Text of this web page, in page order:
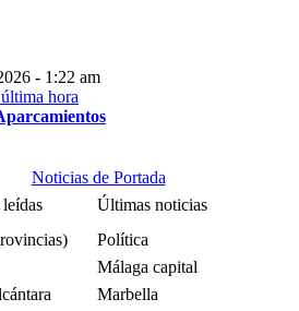
- 1:22 am
Noticias de Portada
Últimas noticias
Política
Málaga capital
Marbella